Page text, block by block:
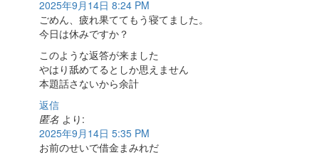
2025年9月14日 8:24 PM
ごめん、疲れ果ててもう寝てました。
今日は休みですか？
このような返答が来ました
やはり舐めてるとしか思えません
本題話さないから余計
返信
匿名 より:
2025年9月14日 5:35 PM
お前のせいで借金まみれだ